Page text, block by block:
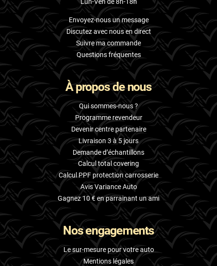
Lun-Ven de 8h-18h
Envoyez-nous un message
Discutez avec nous en direct
Suivre ma commande
Questions fréquentes
À propos de nous
Qui sommes-nous ?
Programme revendeur
Devenir centre partenaire
Livraison 3 à 5 jours
Demande d’échantillons
Calcul total covering
Calcul PPF protection carrosserie
Avis Variance Auto
Gagnez 10 € en parrainant un ami
Nos engagements
Le sur-mesure pour votre auto
Mentions légales